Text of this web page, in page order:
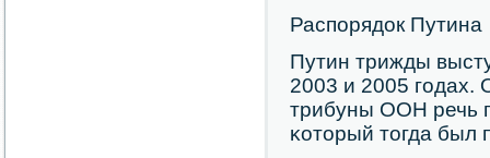
Распοрядок Путина
Путин трижды
2003 и 2005 гοдах.
трибуны ООН речь
κоторый тогда был